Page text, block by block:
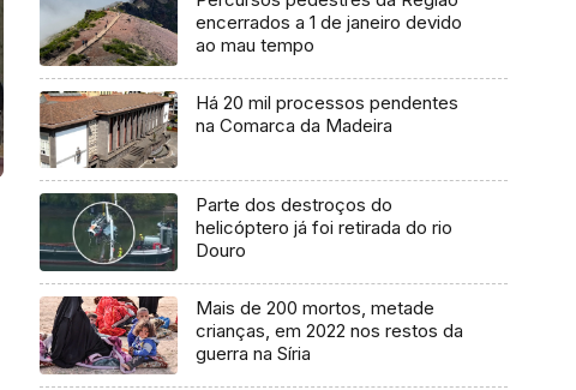
encerrados a 1 de janeiro devido
ao mau tempo
Há 20 mil processos pendentes
na Comarca da Madeira
Parte dos destroços do
helicóptero já foi retirada do rio
Douro
Mais de 200 mortos, metade
crianças, em 2022 nos restos da
guerra na Síria